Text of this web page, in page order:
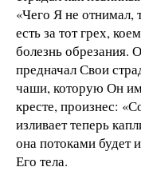
«Чего Я не отнимал,
есть за тот грех,
болезнь
предначал Свои
чаши, которую Он
кресте, произнес:
изливает теперь
она потоками будет
Его тела.